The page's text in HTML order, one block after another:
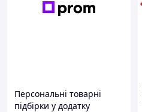
Персональні товарні
підбірки у додатку